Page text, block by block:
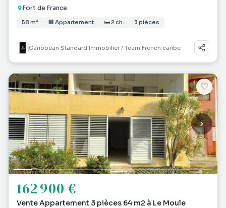
Fort de France
58 m² 🏢 Appartement 🛏 2 ch. 3 pièces
Caribbean Standard Immobilier / Team French caribe
♡
162 900 €
Vente Appartement 3 pièces 64 m2 à Le Moule